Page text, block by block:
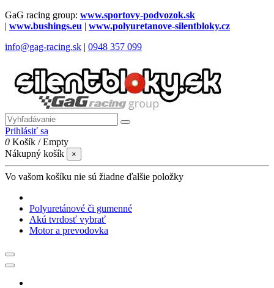
GaG racing group: www.sportovy-podvozok.sk
| www.bushings.eu | www.polyuretanove-silentbloky.cz
info@gag-racing.sk | 0948 357 099
Prihlásiť sa
0 Košík /Empty
Nákupný košík
×
Vo vašom košíku nie sú žiadne ďalšie položky
Polyuretánové či gumenné
Akú tvrdosť vybrať
Motor a prevodovka